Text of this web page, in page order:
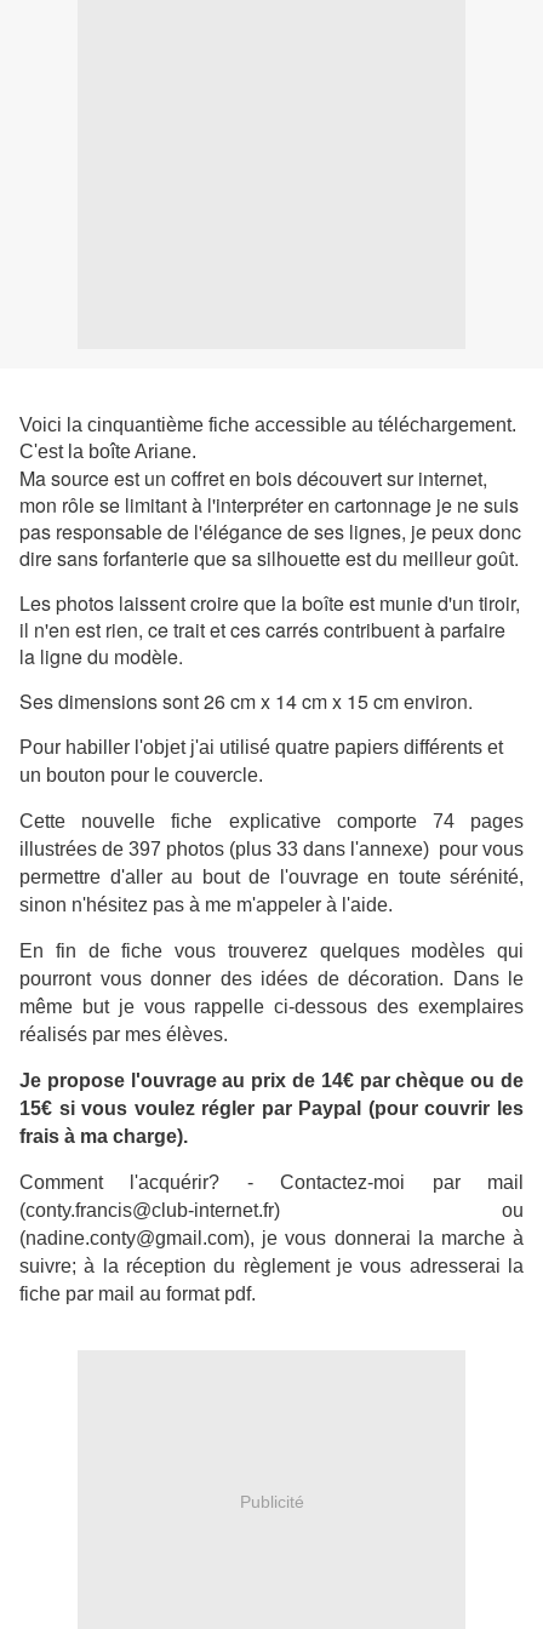
Voici la cinquantième fiche accessible au téléchargement.
C'est la boîte Ariane.
Ma source est un coffret en bois découvert sur internet,
mon rôle se limitant à l'interpréter en cartonnage je ne suis
pas responsable de l'élégance de ses lignes, je peux donc
dire sans forfanterie que sa silhouette est du meilleur goût.
Les photos laissent croire que la boîte est munie d'un tiroir,
il n'en est rien, ce trait et ces carrés contribuent à parfaire
la ligne du modèle.
Ses dimensions sont 26 cm x 14 cm x 15 cm environ.
Pour habiller l'objet j'ai utilisé quatre papiers différents et
un bouton pour le couvercle.
Cette nouvelle fiche explicative comporte 74 pages
illustrées de 397 photos (plus 33 dans l'annexe) pour vous
permettre d'aller au bout de l'ouvrage en toute sérénité,
sinon n'hésitez pas à me m'appeler à l'aide.
En fin de fiche vous trouverez quelques modèles qui
pourront vous donner des idées de décoration. Dans le
même but je vous rappelle ci-dessous des exemplaires
réalisés par mes élèves.
Je propose l'ouvrage au prix de 14€ par chèque ou de
15€ si vous voulez régler par Paypal (pour couvrir les
frais à ma charge).
Comment l'acquérir? - Contactez-moi par mail
(conty.francis@club-internet.fr) ou
(nadine.conty@gmail.com), je vous donnerai la marche à
suivre; à la réception du règlement je vous adresserai la
fiche par mail au format pdf.
Publicité